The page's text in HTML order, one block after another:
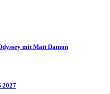
mit Matt Damon
2027